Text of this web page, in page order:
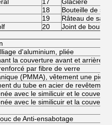
18
Bouteille de
19
Râteau de sable
20
Joint de boule
d'aluminium, pliée
la couverture avant et arrière
par fibre de verre
(PMMA), vêtement une
du tube en acier de
avec le similicuir et le
avec le similicuir et la
de Anti-ensabotage